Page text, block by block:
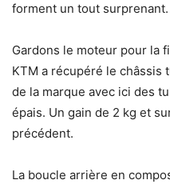
forment un tout surprenant.
Gardons le moteur pour la
KTM a récupéré le châssis
de la marque avec ici des
épais. Un gain de 2 kg et
précédent.
La boucle arrière en